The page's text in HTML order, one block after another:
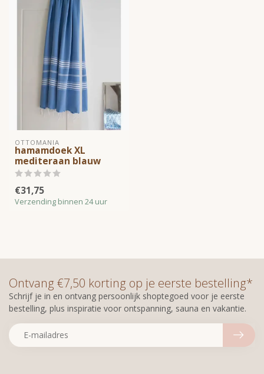
OTTOMANIA
hamamdoek XL
mediteraan blauw
€31,75
Verzending binnen 24 uur
Ontvang €7,50 korting op je eerste bestelling*
Schrijf je in en ontvang persoonlijk shoptegoed voor je eerste
bestelling, plus inspiratie voor ontspanning, sauna en vakantie.